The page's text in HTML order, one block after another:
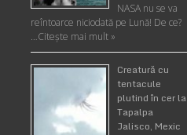
NASA nu se va
reîntoarce niciodată pe Lună! De ce?
…Citește mai mult »
Creatură cu
tentacule
plutind în cer la
Tapalpa
Jalisco, Mexic